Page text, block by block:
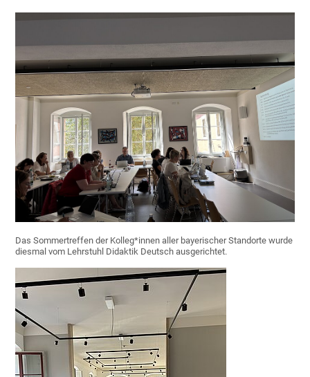
Das Sommertreffen der Kolleg*innen aller bayerischer Standorte wurde
diesmal vom Lehrstuhl Didaktik Deutsch ausgerichtet.